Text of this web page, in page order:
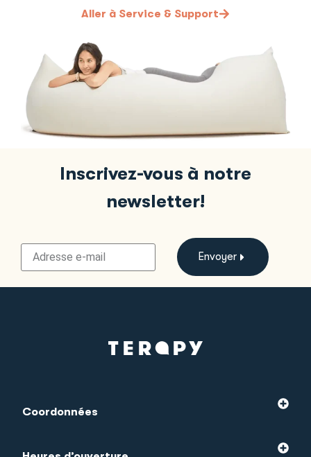
Aller à Service & Support
Inscrivez-vous à notre
newsletter!
Envoyer
Coordonnées